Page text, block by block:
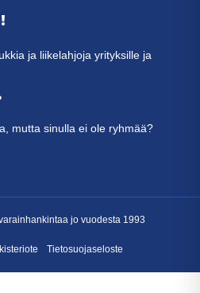
ja liikelahjoja yrityksille ja
mutta sinulla ei ole ryhmää?
jo vuodesta 1993
Tietosuojaseloste